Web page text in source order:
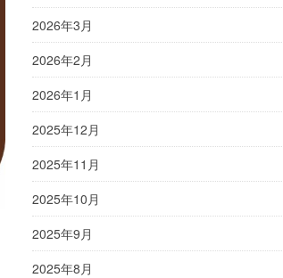
2026年3月
2026年2月
2026年1月
2025年12月
2025年11月
2025年10月
2025年9月
2025年8月